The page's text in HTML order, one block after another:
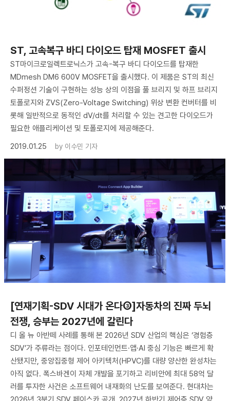
ST, 고속복구 바디 다이오드 탑재 MOSFET 출시
ST마이크로일렉트로닉스가 고속-복구 바디 다이오드를 탑재한
MDmesh DM6 600V MOSFET을 출시했다. 이 제품은 ST의 최신
수퍼정션 기술이 구현하는 성능 상의 이점을 풀 브리지 및 하프 브리지
토폴로지와 ZVS(Zero-Voltage Switching) 위상 변환 컨버터를 비
롯해 일반적으로 동적인 dV/dt를 처리할 수 있는 견고한 다이오드가
필요한 애플리케이션 및 토폴로지에 제공해준다.
2019.01.25
by 이수민 기자
[연재기획-SDV 시대가 온다③]자동차의 진짜 두뇌
전쟁, 승부는 2027년에 갈린다
디 올 뉴 아반떼 사례를 통해 본 2026년 SDV 산업의 핵심은 ‘경험층
SDV’가 주류라는 점이다. 인포테인먼트·앱·AI 중심 기능은 빠르게 확
산됐지만, 중앙집중형 제어 아키텍처(HPVC)를 대량 양산한 완성차는
아직 없다. 폭스바겐이 자체 개발을 포기하고 리비안에 최대 58억 달
러를 투자한 사건은 소프트웨어 내재화의 난도를 보여준다. 현대차는